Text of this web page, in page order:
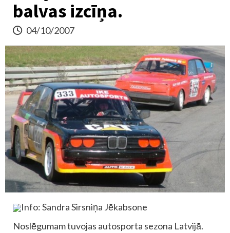
balvas izcīņa.
04/10/2007
Info: Sandra Sirsniņa Jēkabsone
Noslēgumam tuvojas autosporta sezona Latvijā.